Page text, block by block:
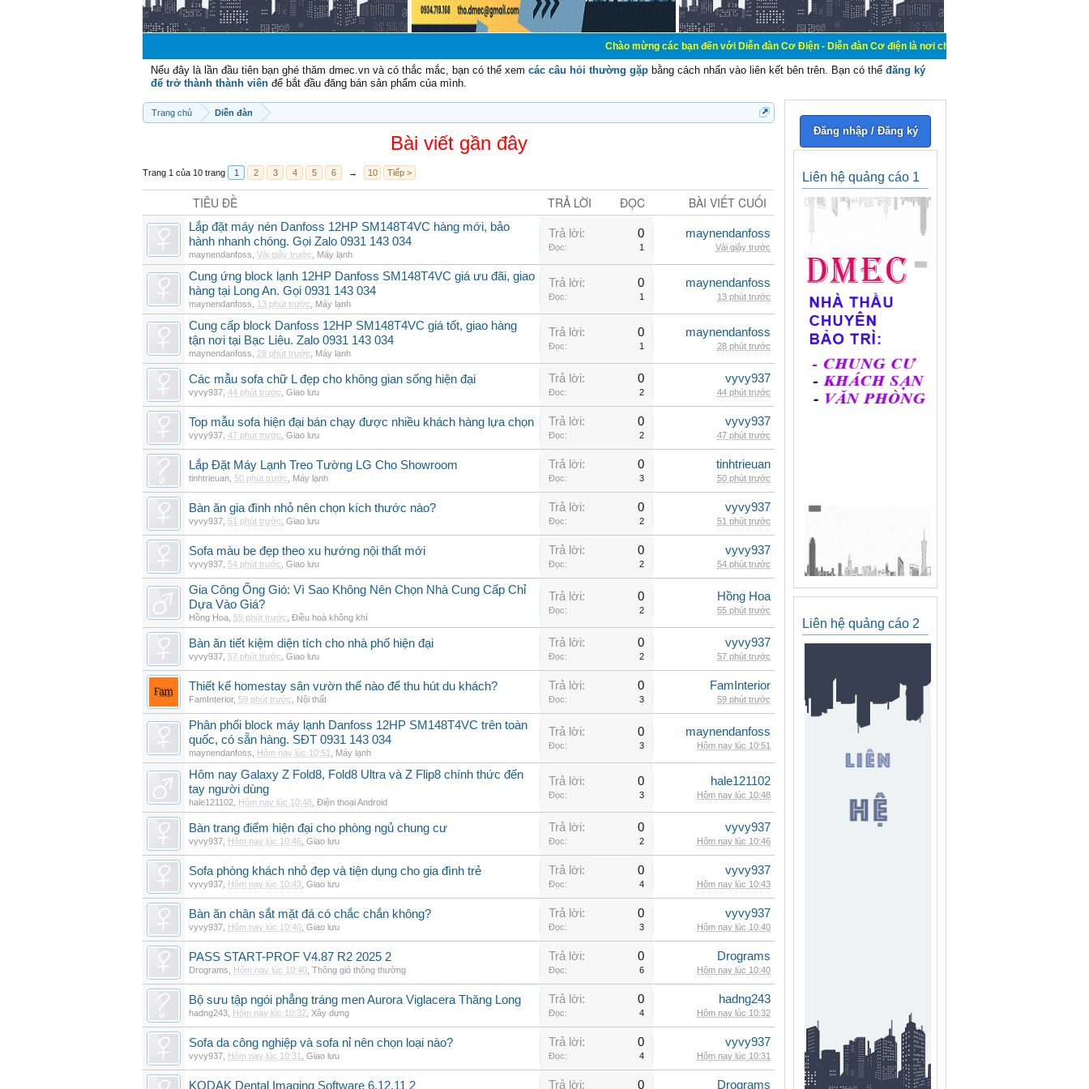
Chào mừng các bạn đến với Diễn đàn Cơ Điện - Diễn đàn Cơ điện là nơi chia sẽ kiến thức kinh nghiệm trong lãnh
Nếu đây là lần đầu tiên bạn ghé thăm dmec.vn và có thắc mắc, bạn có thể xem các câu hỏi thường gặp bằng cách nhấn vào liên kết bên trên. Bạn có thể đăng ký
để trở thành thành viên để bắt đầu đăng bán sản phẩm của mình.
Trang chủ Diễn đàn
Bài viết gần đây
Trang 1 của 10 trang 1 2 3 4 5 6 → 10 Tiếp >
TIÊU ĐỀ TRẢ LỜI ĐỌC BÀI VIẾT CUỐI
Lắp đặt máy nén Danfoss 12HP SM148T4VC hàng mới, bảo
hành nhanh chóng. Gọi Zalo 0931 143 034
maynendanfoss Vài giây trước Máy lạnh
Trả lời: 0
Đọc: 1
maynendanfoss
Vài giây trước
Cung ứng block lạnh 12HP Danfoss SM148T4VC giá ưu đãi, giao
hàng tại Long An. Gọi 0931 143 034
maynendanfoss 13 phút trước Máy lạnh
Trả lời: 0
Đọc: 1
maynendanfoss
13 phút trước
Cung cấp block Danfoss 12HP SM148T4VC giá tốt, giao hàng
tận nơi tại Bạc Liêu. Zalo 0931 143 034
maynendanfoss 28 phút trước Máy lạnh
Trả lời: 0
Đọc: 1
maynendanfoss
28 phút trước
Các mẫu sofa chữ L đẹp cho không gian sống hiện đại
vyvy937 44 phút trước Giao lưu
Trả lời: 0
Đọc: 2
vyvy937
44 phút trước
Top mẫu sofa hiện đại bán chạy được nhiều khách hàng lựa chọn
vyvy937 47 phút trước Giao lưu
Trả lời: 0
Đọc: 2
vyvy937
47 phút trước
Lắp Đặt Máy Lạnh Treo Tường LG Cho Showroom
tinhtrieuan 50 phút trước Máy lạnh
Trả lời: 0
Đọc: 3
tinhtrieuan
50 phút trước
Bàn ăn gia đình nhỏ nên chọn kích thước nào?
vyvy937 51 phút trước Giao lưu
Trả lời: 0
Đọc: 2
vyvy937
51 phút trước
Sofa màu be đẹp theo xu hướng nội thất mới
vyvy937 54 phút trước Giao lưu
Trả lời: 0
Đọc: 2
vyvy937
54 phút trước
Gia Công Ống Gió: Vì Sao Không Nên Chọn Nhà Cung Cấp Chỉ
Dựa Vào Giá?
Hồng Hoa 55 phút trước Điều hoà không khí
Trả lời: 0
Đọc: 2
Hồng Hoa
55 phút trước
Bàn ăn tiết kiệm diện tích cho nhà phố hiện đại
vyvy937 57 phút trước Giao lưu
Trả lời: 0
Đọc: 2
vyvy937
57 phút trước
Thiết kế homestay sân vườn thế nào để thu hút du khách?
FamInterior, 59 phút trước Nội thất
Trả lời: 0
Đọc: 3
FamInterior
59 phút trước
Phân phối block máy lạnh Danfoss 12HP SM148T4VC trên toàn
quốc, có sẵn hàng. SĐT 0931 143 034
maynendanfoss Hôm nay lúc 10:51 Máy lạnh
Trả lời: 0
Đọc: 3
maynendanfoss
Hôm nay lúc 10:51
Hôm nay Galaxy Z Fold8, Fold8 Ultra và Z Flip8 chính thức đến
tay người dùng
hale121102 Hôm nay lúc 10:48 Điện thoại Android
Trả lời: 0
Đọc: 3
hale121102
Hôm nay lúc 10:48
Bàn trang điểm hiện đại cho phòng ngủ chung cư
vyvy937 Hôm nay lúc 10:46 Giao lưu
Trả lời: 0
Đọc: 2
vyvy937
Hôm nay lúc 10:46
Sofa phòng khách nhỏ đẹp và tiện dụng cho gia đình trẻ
vyvy937 Hôm nay lúc 10:43 Giao lưu
Trả lời: 0
Đọc: 4
vyvy937
Hôm nay lúc 10:43
Bàn ăn chân sắt mặt đá có chắc chắn không?
vyvy937 Hôm nay lúc 10:40 Giao lưu
Trả lời: 0
Đọc: 3
vyvy937
Hôm nay lúc 10:40
PASS START-PROF V4.87 R2 2025 2
Drograms Hôm nay lúc 10:40 Thông gió thông thường
Trả lời: 0
Đọc: 6
Drograms
Hôm nay lúc 10:40
Bộ sưu tập ngói phẳng tráng men Aurora Viglacera Thăng Long
hadng243 Hôm nay lúc 10:32 Xây dựng
Trả lời: 0
Đọc: 4
hadng243
Hôm nay lúc 10:32
Sofa da công nghiệp và sofa nỉ nên chọn loại nào?
vyvy937 Hôm nay lúc 10:31 Giao lưu
Trả lời: 0
Đọc: 4
vyvy937
Hôm nay lúc 10:31
KODAK Dental Imaging Software 6.12.11 2 Trả lời: 0 Drograms
Đăng nhập / Đăng ký
Liên hệ quảng cáo 1
Liên hệ quảng cáo 2